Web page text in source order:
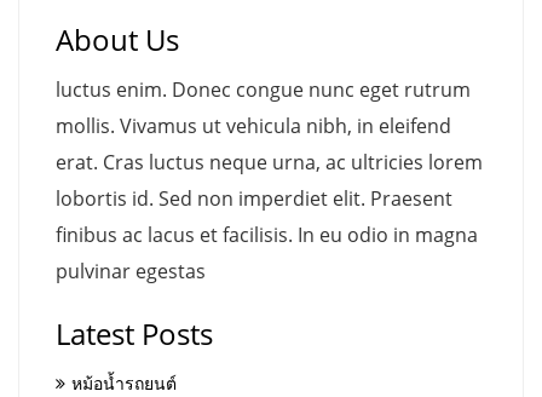
About Us
luctus enim. Donec congue nunc eget rutrum
mollis. Vivamus ut vehicula nibh, in eleifend
erat. Cras luctus neque urna, ac ultricies lorem
lobortis id. Sed non imperdiet elit. Praesent
finibus ac lacus et facilisis. In eu odio in magna
pulvinar egestas
Latest Posts
หม้อน้ำรถยนต์